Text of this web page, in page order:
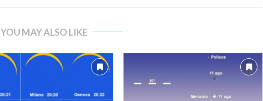
YOU MAY ALSO LIKE